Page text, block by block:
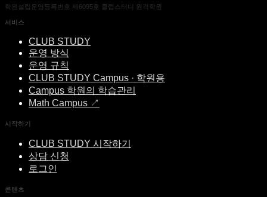
학원설립운영등록번호 제6095호 클럽스터디 원격학원
서비스
CLUB STUDY
운영 방식
운영 규칙
CLUB STUDY Campus · 학원용
Campus 학원의 학습관리
Math Campus ↗
시작하기
CLUB STUDY 시작하기
상담 신청
로그인
콘텐츠